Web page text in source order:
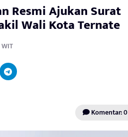
Resmi Ajukan Surat
Wali Kota Ternate
Komentar: 0